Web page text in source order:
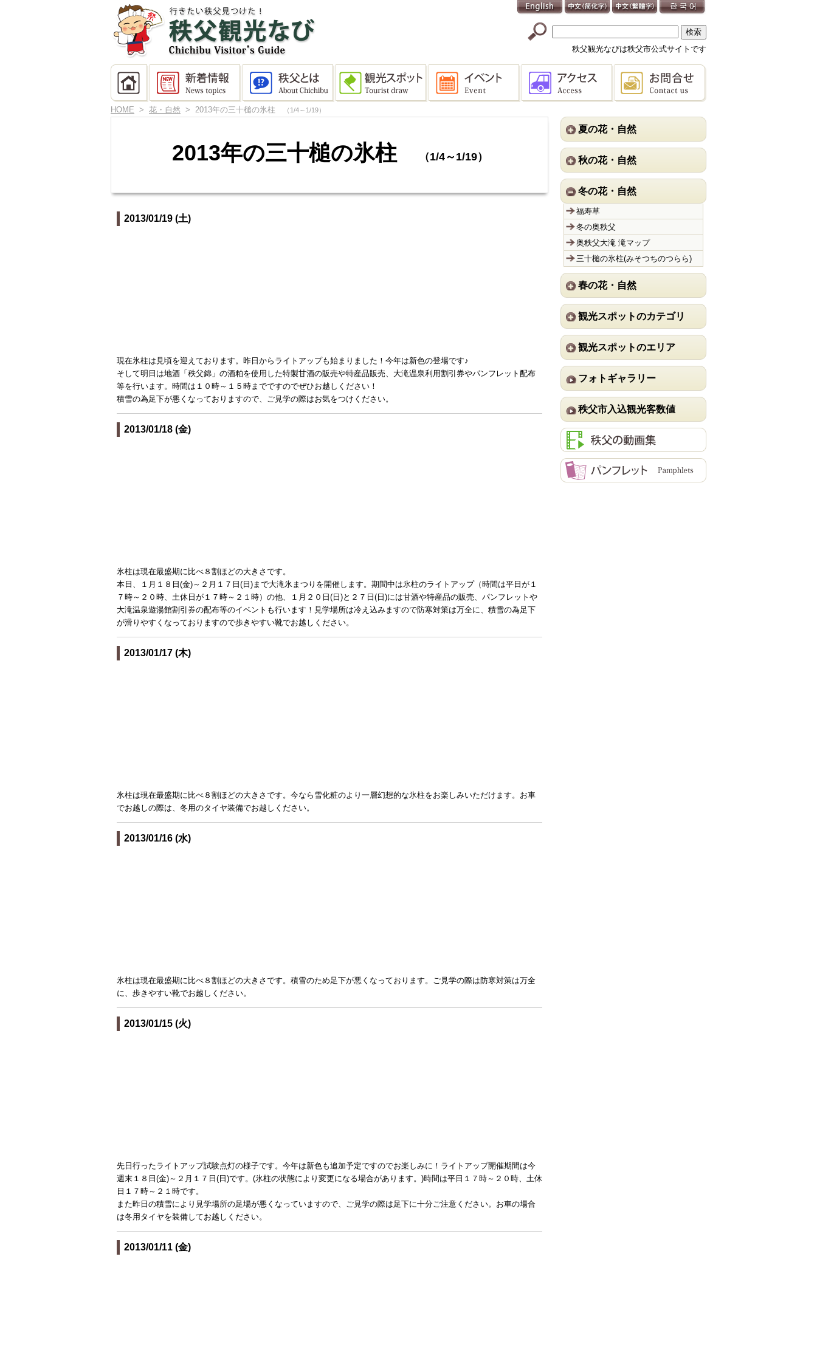
秩父観光なびは秩父市公式サイトです
HOME > 花・自然 > 2013年の三十槌の氷柱 （1/4～1/19）
2013年の三十槌の氷柱 （1/4～1/19）
2013/01/19 (土)
現在氷柱は見頃を迎えております。昨日からライトアップも始まりました！今年は新色の登場です♪
そして明日は地酒「秩父錦」の酒粕を使用した特製甘酒の販売や特産品販売、大滝温泉利用割引券やパンフレット配布
等を行います。時間は１０時～１５時までですのでぜひお越しください！
積雪の為足下が悪くなっておりますので、ご見学の際はお気をつけください。
2013/01/18 (金)
氷柱は現在最盛期に比べ８割ほどの大きさです。
本日、１月１８日(金)～２月１７日(日)まで大滝氷まつりを開催します。期間中は氷柱のライトアップ（時間は平日が１
７時～２０時、土休日が１７時～２１時）の他、１月２０日(日)と２７日(日)には甘酒や特産品の販売、パンフレットや
大滝温泉遊湯館割引券の配布等のイベントも行います！見学場所は冷え込みますので防寒対策は万全に、積雪の為足下
が滑りやすくなっておりますので歩きやすい靴でお越しください。
2013/01/17 (木)
氷柱は現在最盛期に比べ８割ほどの大きさです。今なら雪化粧のより一層幻想的な氷柱をお楽しみいただけます。お車
でお越しの際は、冬用のタイヤ装備でお越しください。
2013/01/16 (水)
氷柱は現在最盛期に比べ８割ほどの大きさです。積雪のため足下が悪くなっております。ご見学の際は防寒対策は万全
に、歩きやすい靴でお越しください。
2013/01/15 (火)
先日行ったライトアップ試験点灯の様子です。今年は新色も追加予定ですのでお楽しみに！ライトアップ開催期間は今
週末１８日(金)～２月１７日(日)です。(氷柱の状態により変更になる場合があります。)時間は平日１７時～２０時、土休
日１７時～２１時です。
また昨日の積雪により見学場所の足場が悪くなっていますので、ご見学の際は足下に十分ご注意ください。お車の場合
は冬用タイヤを装備してお越しください。
2013/01/11 (金)
夏の花・自然
秋の花・自然
冬の花・自然
福寿草
冬の奥秩父
奥秩父大滝 滝マップ
三十槌の氷柱(みそつちのつらら)
春の花・自然
観光スポットのカテゴリ
観光スポットのエリア
フォトギャラリー
秩父市入込観光客数値